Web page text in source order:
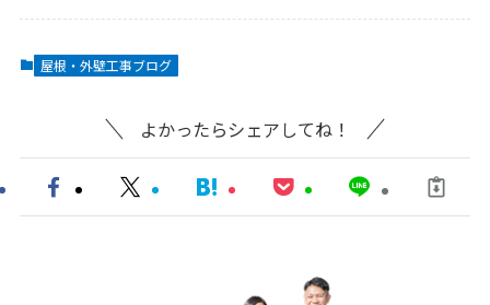
屋根・外壁工事ブログ
よかったらシェアしてね！